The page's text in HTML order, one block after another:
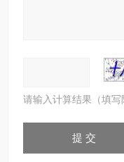
请输入计算结果（填